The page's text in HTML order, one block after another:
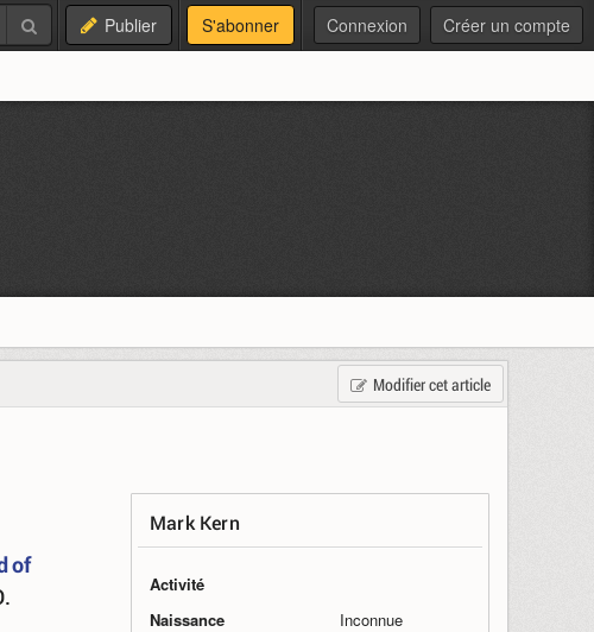
Publier S'abonner Connexion Créer un compte
Modifier cet article
Mark Kern
Activité
Naissance
Inconnue
of